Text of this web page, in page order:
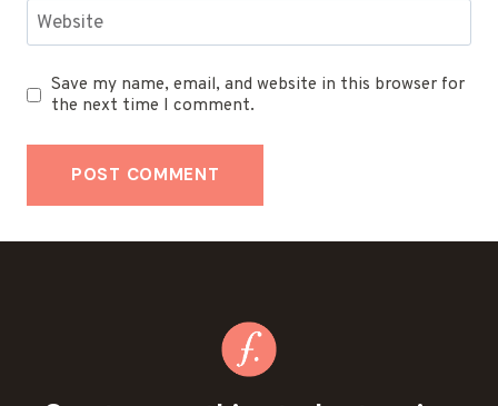
Website
Save my name, email, and website in this browser for
the next time I comment.